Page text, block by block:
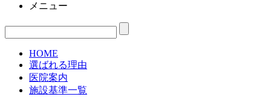
メニュー
HOME
選ばれる理由
医院案内
施設基準一覧